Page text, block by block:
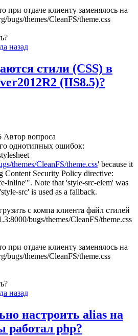
при отдаче клиенту заменялось на
bugs/themes/CleanFS/theme.css
назад
стили (CSS) в
(IIS8.5)?
Автор вопроса
однотипных ошибок:
themes/CleanFS/theme.css' because it
Content Security Policy directive:
inline'". Note that 'style-src-elem' was
src' is used as a fallback.
с компа клиента файл стилей
bugs/themes/CleanFS/theme.css
при отдаче клиенту заменялось на
bugs/themes/CleanFS/theme.css
назад
настроить alias на
работал php?